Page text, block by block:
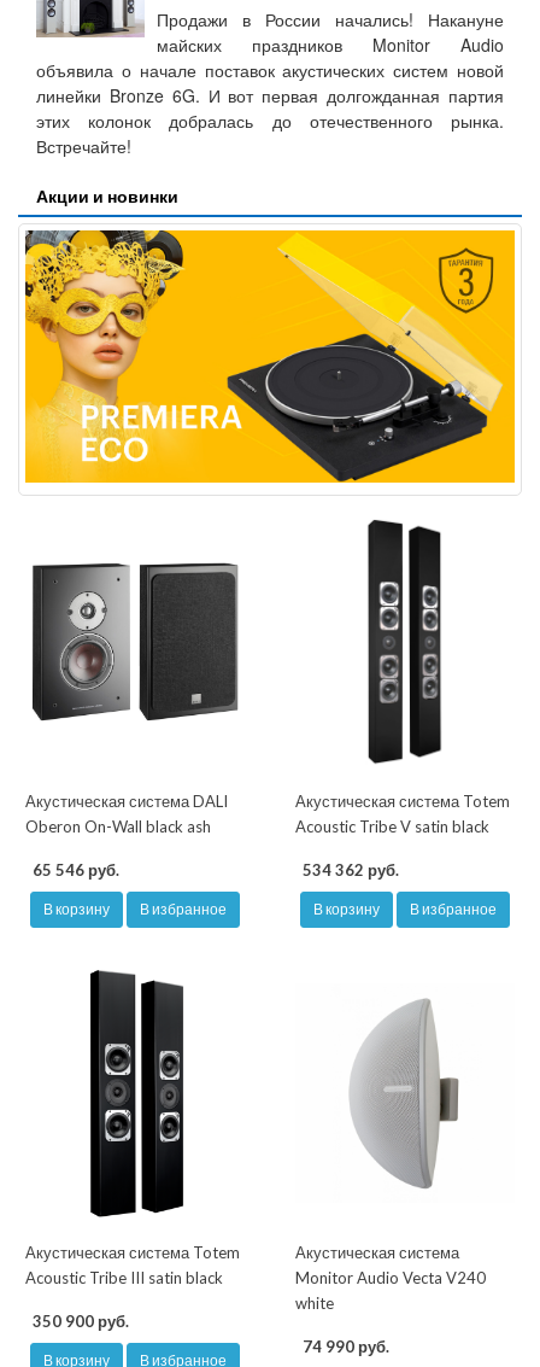
Продажи в России начались! Накануне
майских праздников Monitor Audio
объявила о начале поставок акустических систем новой
линейки Bronze 6G. И вот первая долгожданная партия
этих колонок добралась до отечественного рынка.
Встречайте!
Акции и новинки
Акустическая система DALI
Oberon On-Wall black ash
65 546 руб.
В корзину В избранное
Акустическая система Totem
Acoustic Tribe V satin black
534 362 руб.
В корзину В избранное
Акустическая система Totem
Acoustic Tribe III satin black
350 900 руб.
В корзину В избранное
Акустическая система
Monitor Audio Vecta V240
white
74 990 руб.